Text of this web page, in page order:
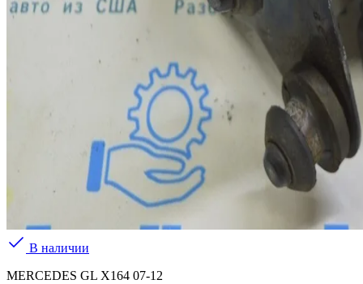
В наличии
MERCEDES GL X164 07-12